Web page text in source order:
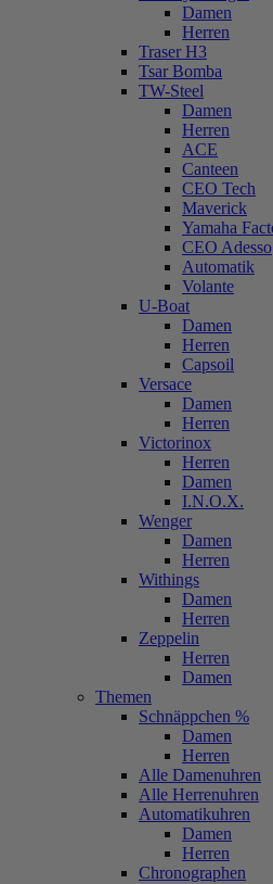
Damen
Herren
Traser H3
Tsar Bomba
TW-Steel
Damen
Herren
ACE
Canteen
CEO Tech
Maverick
Yamaha
CEO Adesso
Automatik
Volante
U-Boat
Damen
Herren
Capsoil
Versace
Damen
Herren
Victorinox
Herren
Damen
I.N.O.X.
Wenger
Damen
Herren
Withings
Damen
Herren
Zeppelin
Herren
Damen
Themen
Schnäppchen %
Damen
Herren
Alle Damenuhren
Alle Herrenuhren
Automatikuhren
Damen
Herren
Chronographen